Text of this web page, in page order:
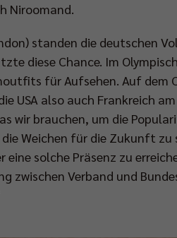
Niroomand.
standen die deutschen
diese Chance. Im
für Aufsehen. Auf
USA also auch Frankreich
wir brauchen, um die
Weichen für die Zukunft zu
eine solche Präsenz zu
zwischen Verband und